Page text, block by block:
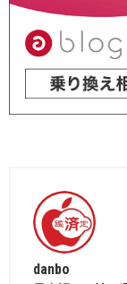
danbo